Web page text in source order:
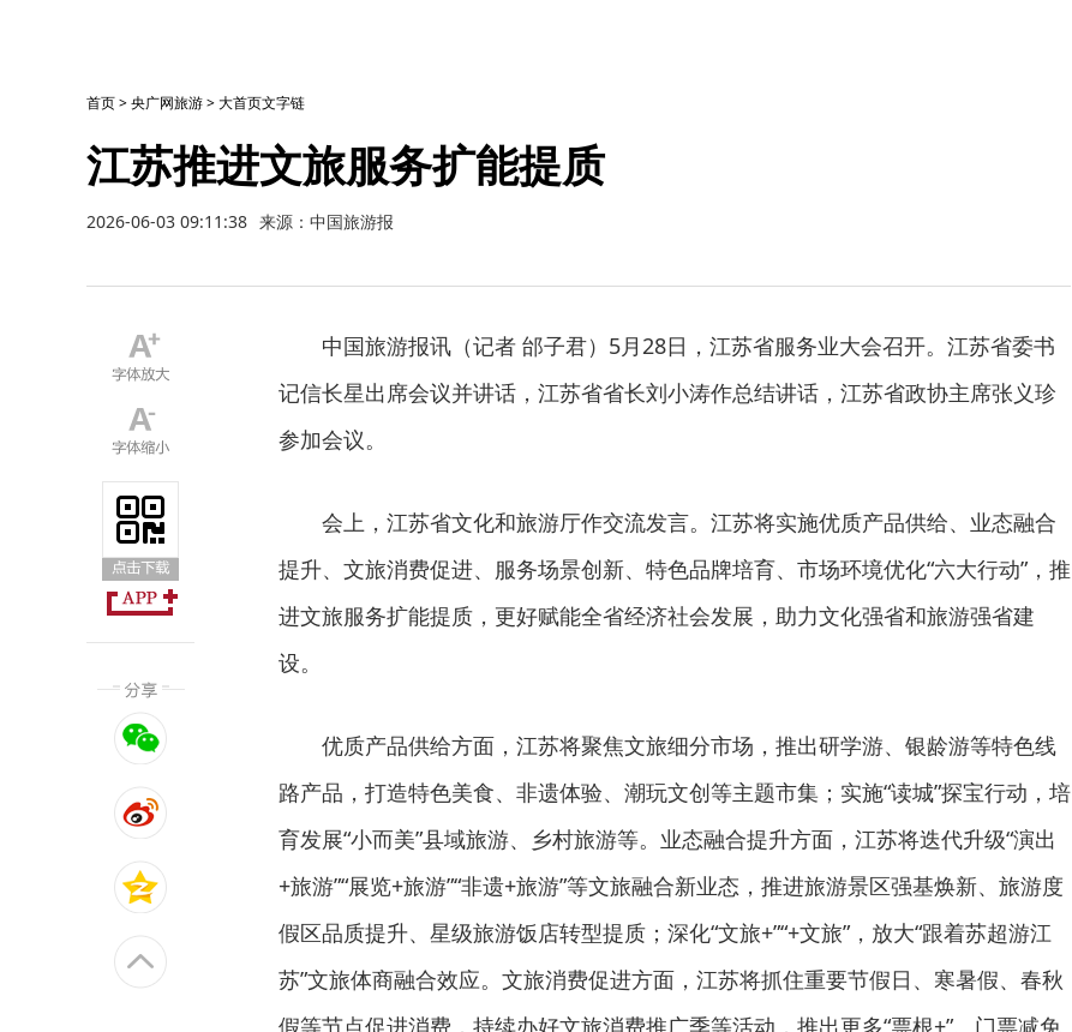
首页>央广网旅游>大首页文字链
江苏推进文旅服务扩能提质
2026-06-03 09:11:38 来源：中国旅游报
中国旅游报讯（记者 邰子君）5月28日，江苏省服务业大会召开。江苏省委书
记信长星出席会议并讲话，江苏省省长刘小涛作总结讲话，江苏省政协主席张义珍
参加会议。
会上，江苏省文化和旅游厅作交流发言。江苏将实施优质产品供给、业态融合
提升、文旅消费促进、服务场景创新、特色品牌培育、市场环境优化“六大行动”，推
进文旅服务扩能提质，更好赋能全省经济社会发展，助力文化强省和旅游强省建
设。
优质产品供给方面，江苏将聚焦文旅细分市场，推出研学游、银龄游等特色线
路产品，打造特色美食、非遗体验、潮玩文创等主题市集；实施“读城”探宝行动，培
育发展“小而美”县域旅游、乡村旅游等。业态融合提升方面，江苏将迭代升级“演出
+旅游”“展览+旅游”“非遗+旅游”等文旅融合新业态，推进旅游景区强基焕新、旅游度
假区品质提升、星级旅游饭店转型提质；深化“文旅+”“+文旅”，放大“跟着苏超游江
苏”文旅体商融合效应。文旅消费促进方面，江苏将抓住重要节假日、寒暑假、春秋
假等节点促进消费，持续办好文旅消费推广季等活动，推出更多“票根+”、门票减免